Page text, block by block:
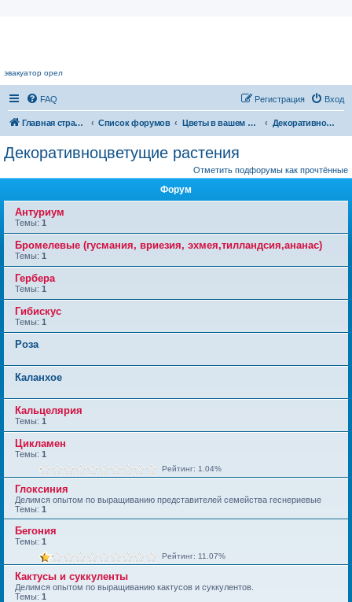
эвакуатор орел
FAQ Вход
Регистрация
Главная страница Список форумов Цветы в вашем доме Декоративноцветущие растения
Декоративноцветущие растения
Отметить подфорумы как прочтённые
Форум
Антуриум
Темы: 1
Бромелевые (гусмания, вриезия, эхмея,тилландсия,ананас)
Темы: 1
Гербера
Темы: 1
Гибискус
Темы: 1
Роза
Каланхое
Кальцелярия
Темы: 1
Цикламен
Темы: 1
Рейтинг: 1.04%
Глоксиния
Делимся опытом по выращиванию представителей семейства геснериевые
Темы: 1
Бегония
Темы: 1
Рейтинг: 11.07%
Кактусы и суккуленты
Делимся опытом по выращиванию кактусов и суккулентов.
Темы: 1